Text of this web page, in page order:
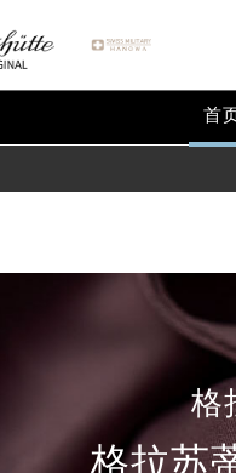
parameter 1 to be array,
#2 should be an
首
格
格拉苏